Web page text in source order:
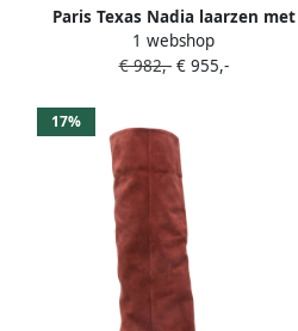
Paris Texas Nadia laarzen met
puntige neus Rood
1 webshop
€ 982,-€ 955,-
17%